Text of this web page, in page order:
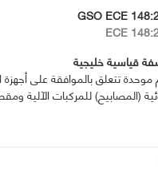
GSO ECE
ECE
قياسية خليجية
موحدة تتعلق بالموافقة على أجهزة
(المصابيح) للمركبات الآلية